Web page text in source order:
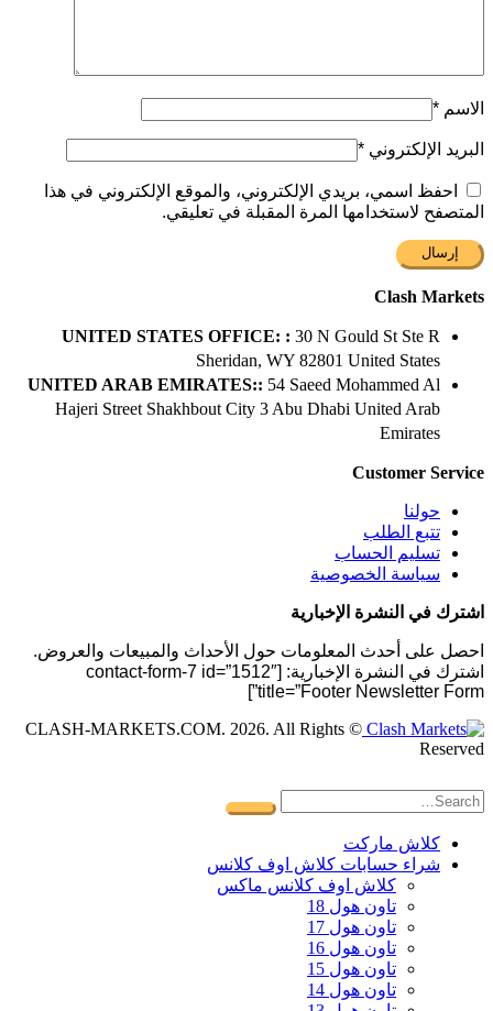
الاسم *
البريد الإلكتروني *
احفظ اسمي، بريدي الإلكتروني، والموقع الإلكتروني في هذا
المتصفح لاستخدامها المرة المقبلة في تعليقي.
Clash Markets
UNITED STATES OFFICE: : 30 N Gould St Ste R
Sheridan, WY 82801 ​United States
UNITED ARAB EMIRATES:: 54 Saeed Mohammed Al
Hajeri Street Shakhbout City 3 Abu Dhabi​ United Arab
Emirates
Customer Service
حولنا
تتبع الطلب
تسليم الحساب
سياسة الخصوصية
اشترك في النشرة الإخبارية
احصل على أحدث المعلومات حول الأحداث والمبيعات والعروض.
اشترك في النشرة الإخبارية: [contact-form-7 id=”1512″
title=”Footer Newsletter Form”]
© CLASH-MARKETS.COM. 2026. All Rights
Reserved
كلاش ماركت
شراء حسابات كلاش اوف كلانس
كلاش اوف كلانس ماكس
تاون هول 18
تاون هول 17
تاون هول 16
تاون هول 15
تاون هول 14